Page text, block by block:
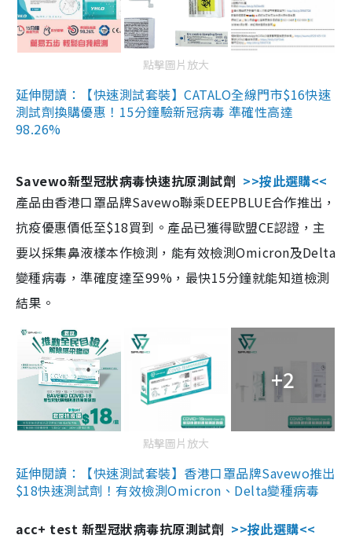
點擊圖片放大
延伸閱讀：【快速測試套裝】CATALO全線門市$16快速
測試劑換購優惠！15分鐘驗新冠病毒 準確性高達
98.26%
Savewo新型冠狀病毒快速抗原測試劑 >>按此選購<<
產品由香港口罩品牌Savewo聯乘DEEPBLUE合作推出，
抗疫優惠價低至$18買到。產品已獲得歐盟CE認證，主
要以採集鼻液樣本作檢測，能有效檢測Omicron及Delta
變種病毒，準確度達至99%，最快15分鐘就能知道檢測
結果。
+2
點擊圖片放大
延伸閱讀：【快速測試套裝】香港口罩品牌Savewo推出
$18快速測試劑！有效檢測Omicron、Delta變種病毒
acc+ test 新型冠狀病毒抗原測試劑 >>按此選購<<